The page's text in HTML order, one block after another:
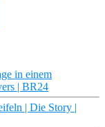
in einem
| BR24
| Die Story |